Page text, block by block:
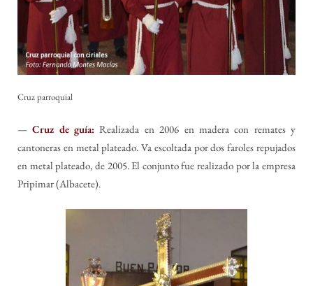
Cruz parroquial
—Cruz de guía: Realizada en 2006 en madera con remates y
cantoneras en metal plateado. Va escoltada por dos faroles repujados
en metal plateado, de 2005. El conjunto fue realizado por la empresa
Pripimar (Albacete).